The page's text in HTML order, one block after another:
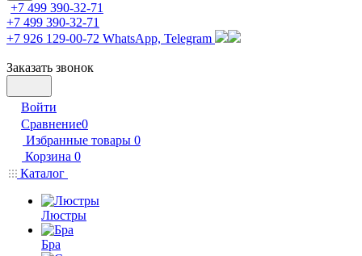
+7 499 390-32-71
+7 499 390-32-71
+7 926 129-00-72 WhatsApp, Telegram
Заказать звонок
Войти
Сравнение0
Избранные товары 0
Корзина 0
Каталог
Люстры
Бра